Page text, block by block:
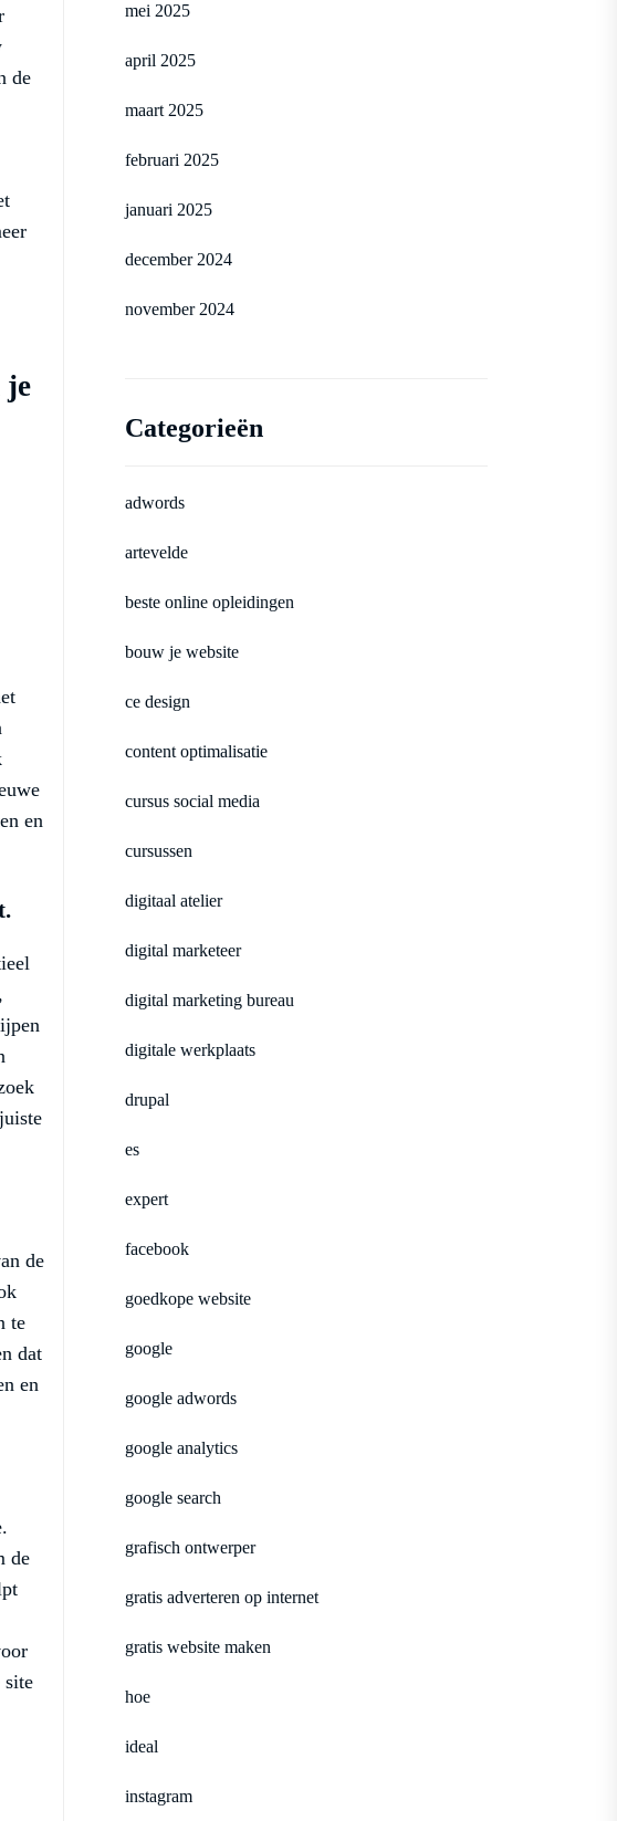
de
je
en
de
te
dat
en
de
site
mei 2025
april 2025
maart 2025
februari 2025
januari 2025
december 2024
november 2024
Categorieën
adwords
artevelde
beste online opleidingen
bouw je website
ce design
content optimalisatie
cursus social media
cursussen
digitaal atelier
digital marketeer
digital marketing bureau
digitale werkplaats
drupal
es
expert
facebook
goedkope website
google
google adwords
google analytics
google search
grafisch ontwerper
gratis adverteren op internet
gratis website maken
hoe
ideal
instagram